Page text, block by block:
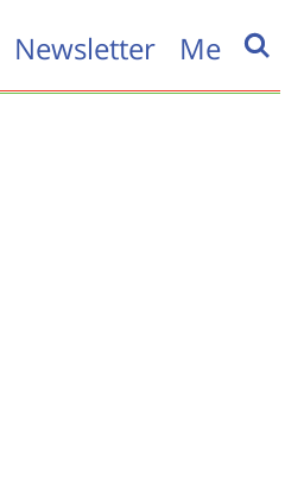
Newsletter Me